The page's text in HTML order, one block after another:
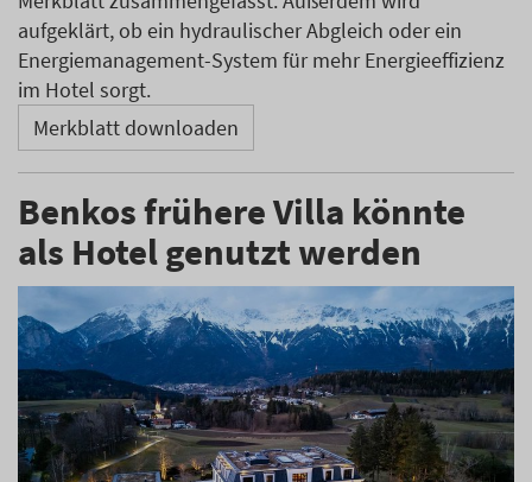
aufgeklärt, ob ein hydraulischer Abgleich oder ein
Energiemanagement-System für mehr Energieeffizienz
im Hotel sorgt.
Merkblatt downloaden
Benkos frühere Villa könnte
als Hotel genutzt werden